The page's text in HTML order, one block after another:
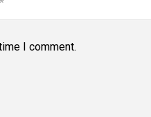
I comment.